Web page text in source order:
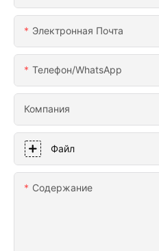
Электронная Почта
Телефон/WhatsApp
Компания
Файл
Содержание